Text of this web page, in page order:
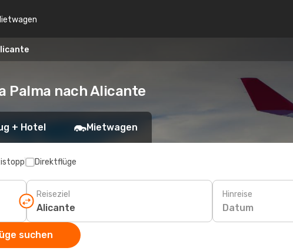
Palma nach Alicante
+ Hotel Mietwagen
Direktflüge
Reiseziel Hinreise
Datum
suchen